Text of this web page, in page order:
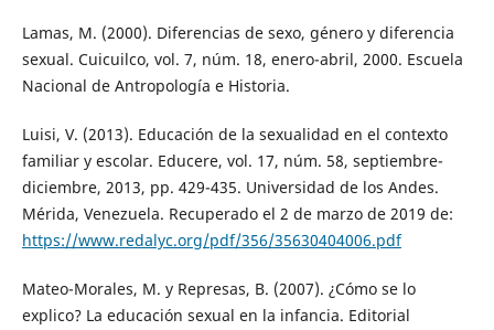
Lamas, M. (2000). Diferencias de sexo, género y diferencia
sexual. Cuicuilco, vol. 7, núm. 18, enero-abril, 2000. Escuela
Nacional de Antropología e Historia.
Luisi, V. (2013). Educación de la sexualidad en el contexto
familiar y escolar. Educere, vol. 17, núm. 58, septiembre-
diciembre, 2013, pp. 429-435. Universidad de los Andes.
Mérida, Venezuela. Recuperado el 2 de marzo de 2019 de:
https://www.redalyc.org/pdf/356/35630404006.pdf
Mateo-Morales, M. y Represas, B. (2007). ¿Cómo se lo
explico? La educación sexual en la infancia. Editorial